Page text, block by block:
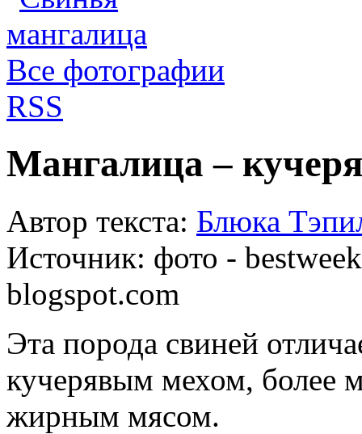
Все фотографии
RSS
Мангалица –
Автор текста: Блюка
Источник: фото -
blogspot.com
Эта порода свиней
кучерявым мехом, более
жирным мясом.